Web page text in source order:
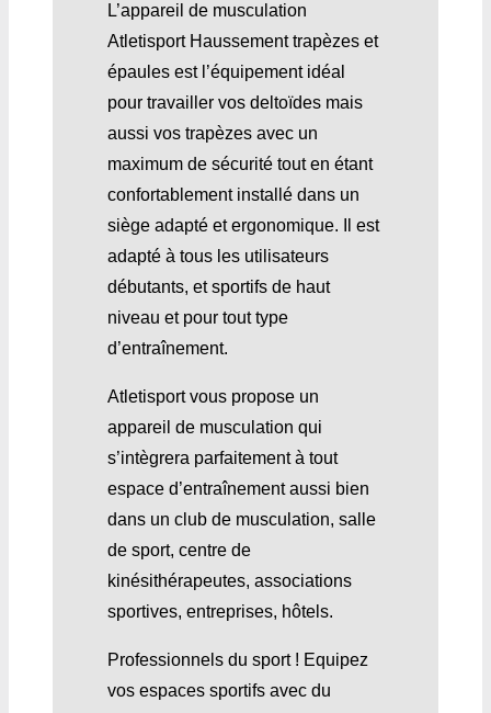
L’appareil de musculation
Atletisport Haussement trapèzes et
épaules est l’équipement idéal
pour travailler vos deltoïdes mais
aussi vos trapèzes avec un
maximum de sécurité tout en étant
confortablement installé dans un
siège adapté et ergonomique. Il est
adapté à tous les utilisateurs
débutants, et sportifs de haut
niveau et pour tout type
d’entraînement.
Atletisport vous propose un
appareil de musculation qui
s’intègrera parfaitement à tout
espace d’entraînement aussi bien
dans un club de musculation, salle
de sport, centre de
kinésithérapeutes, associations
sportives, entreprises, hôtels.
Professionnels du sport ! Equipez
vos espaces sportifs avec du